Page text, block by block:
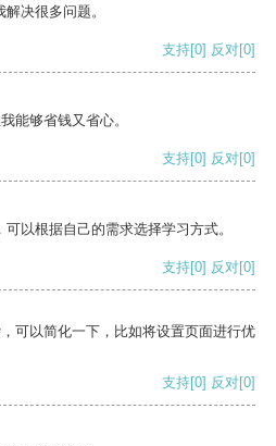
决很多问题。
支持[0] 反对[0]
能够省钱又省心。
支持[0] 反对[0]
以根据自己的需求选择学习方式。
支持[0] 反对[0]
可以简化一下，比如将设置页面进行优
支持[0] 反对[0]